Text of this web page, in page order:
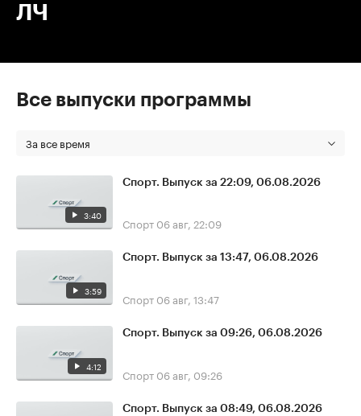
ЛЧ
Все выпуски программы
За все время
3:40
Спорт. Выпуск за 22:09, 06.08.2026
Спорт 06 авг, 22:09
3:59
Спорт. Выпуск за 13:47, 06.08.2026
Спорт 06 авг, 13:47
4:12
Спорт. Выпуск за 09:26, 06.08.2026
Спорт 06 авг, 09:26
Спорт. Выпуск за 08:49, 06.08.2026